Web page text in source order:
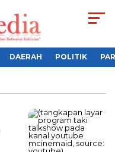
DAERAH POLITIK